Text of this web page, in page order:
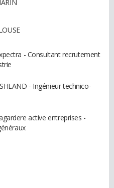
- Consultant recrutement
- Ingénieur technico-
active entreprises -